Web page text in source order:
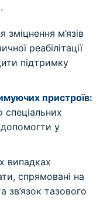
зміцнення м’язів
реабілітації
підтримку
пристроїв:
допомогти у
випадках
спрямовані на
зв’язок тазового